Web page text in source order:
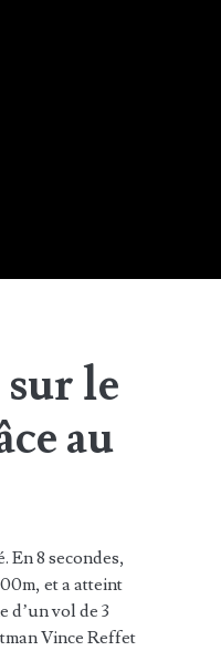
le
au
En 8 secondes,
et a atteint
d’un vol de 3
Vince Reffet